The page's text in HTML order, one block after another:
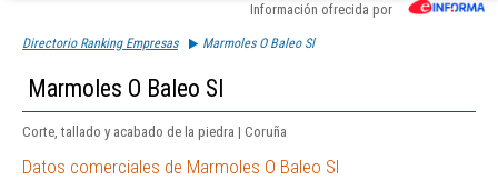
Información ofrecida por
Directorio Ranking Empresas Marmoles O Baleo Sl
Marmoles O Baleo Sl
Corte, tallado y acabado de la piedra | Coruña
Datos comerciales de Marmoles O Baleo Sl